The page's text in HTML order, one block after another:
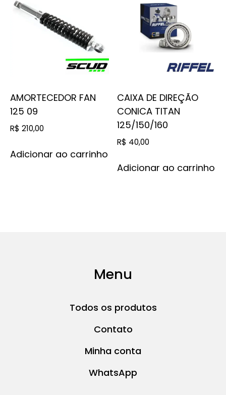
AMORTECEDOR FAN
125 09
R$ 210,00
Adicionar ao carrinho
CAIXA DE DIREÇÃO
CONICA TITAN
125/150/160
R$ 40,00
Adicionar ao carrinho
Menu
Todos os produtos
Contato
Minha conta
WhatsApp